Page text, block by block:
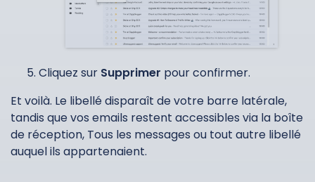
Cliquez sur Supprimer pour confirmer.
Et voilà. Le libellé disparaît de votre barre latérale,
tandis que vos emails restent accessibles via la boîte
de réception, Tous les messages ou tout autre libellé
auquel ils appartenaient.